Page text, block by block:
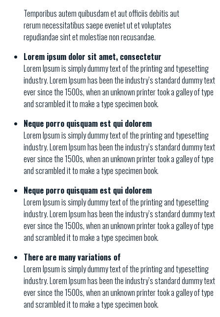
Temporibus autem quibusdam et aut officiis debitis aut
rerum necessitatibus saepe eveniet ut et voluptates
repudiandae sint et molestiae non recusandae.
Lorem ipsum dolor sit amet, consectetur
Lorem Ipsum is simply dummy text of the printing and typesetting
industry. Lorem Ipsum has been the industry’s standard dummy text
ever since the 1500s, when an unknown printer took a galley of type
and scrambled it to make a type specimen book.
Neque porro quisquam est qui dolorem
Lorem Ipsum is simply dummy text of the printing and typesetting
industry. Lorem Ipsum has been the industry’s standard dummy text
ever since the 1500s, when an unknown printer took a galley of type
and scrambled it to make a type specimen book.
Neque porro quisquam est qui dolorem
Lorem Ipsum is simply dummy text of the printing and typesetting
industry. Lorem Ipsum has been the industry’s standard dummy text
ever since the 1500s, when an unknown printer took a galley of type
and scrambled it to make a type specimen book.
There are many variations of
Lorem Ipsum is simply dummy text of the printing and typesetting
industry. Lorem Ipsum has been the industry’s standard dummy text
ever since the 1500s, when an unknown printer took a galley of type
and scrambled it to make a type specimen book.